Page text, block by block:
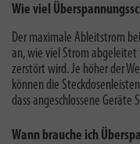
Wie viel
Der maximale Ableitstrom
an, wie viel Strom abgeleitet
zerstört wird. Je höher der
können die
dass angeschlossene Geräte
Wann brauche ich